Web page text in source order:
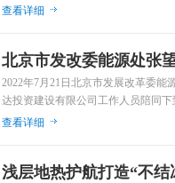
查看详细
北京市发改委能源处张
2022年7月21日北京市发展改革委
达投资建设有限公司工作人员陪同
查看详细
浅层地热护航打造“不结